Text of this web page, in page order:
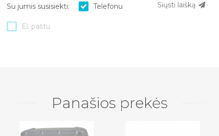
Siųsti laišką
Su jumis susisiekti: Telefonu
El. paštu
Panašios prekės